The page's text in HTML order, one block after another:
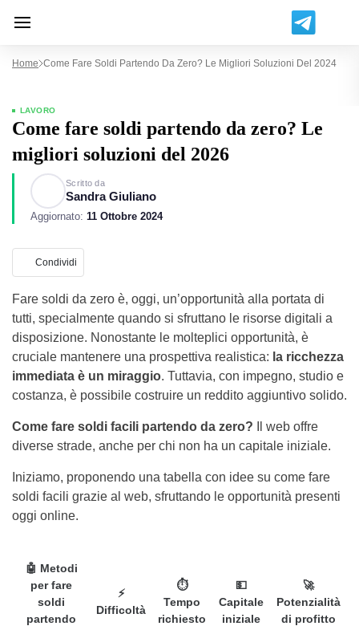
Home Come Fare Soldi Partendo Da Zero? Le Migliori Soluzioni Del 2024
LAVORO
Come fare soldi partendo da zero? Le
migliori soluzioni del 2026
Scritto da
Sandra Giuliano
Aggiornato: 11 Ottobre 2024
Condividi
Fare soldi da zero è, oggi, un’opportunità alla portata di
tutti, specialmente quando si sfruttano le risorse digitali a
disposizione. Nonostante le molteplici opportunità, è
cruciale mantenere una prospettiva realistica: la ricchezza
immediata è un miraggio. Tuttavia, con impegno, studio e
costanza, è possibile costruire un reddito aggiuntivo solido.
Come fare soldi facili partendo da zero? Il web offre
diverse strade, anche per chi non ha un capitale iniziale.
Iniziamo, proponendo una tabella con idee su come fare
soldi facili grazie al web, sfruttando le opportunità presenti
oggi online.
🤖 Metodi
per fare
soldi
partendo
⚡️
Difficoltà
⏱
Tempo
richiesto
💵
Capitale
iniziale
🚀
Potenzialità
di profitto